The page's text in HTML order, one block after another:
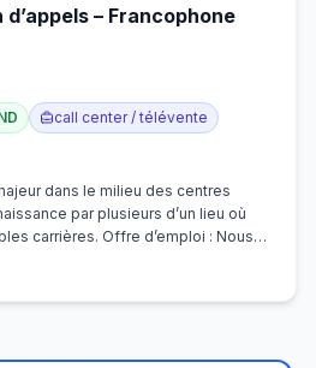
– Francophone
call center / télévente
dans le milieu des centres
par plusieurs d’un lieu où
carrières. Offre d’emploi : Nous